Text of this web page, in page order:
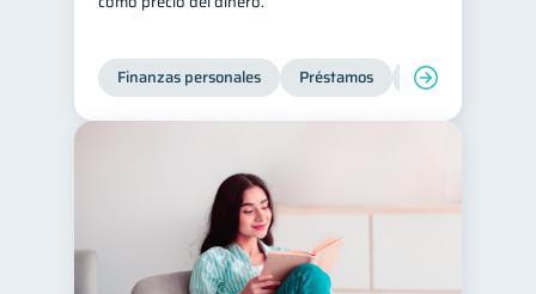
Gasto responsable
información financiera
Finanzas personales Préstamos Productos